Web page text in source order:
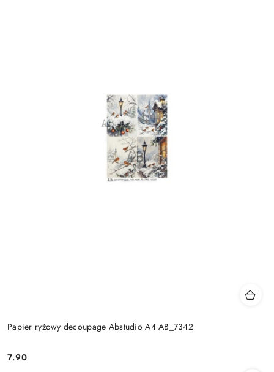
Papier ryżowy decoupage Abstudio A4 AB_7342
Cena:
7.90